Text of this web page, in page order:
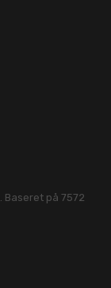
. Baseret på 7572